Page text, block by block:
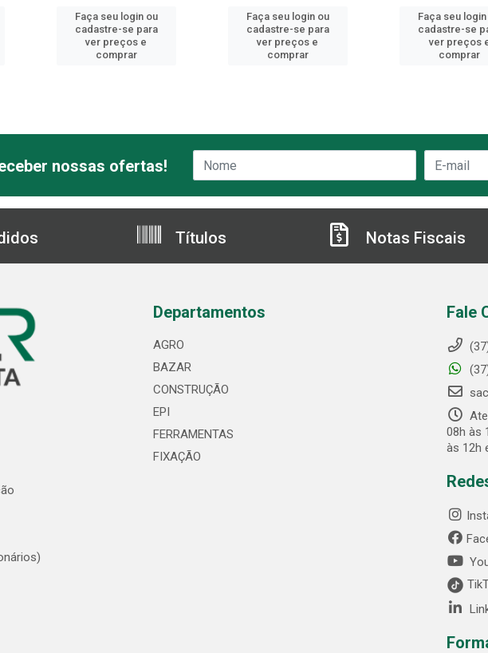
Faça seu login ou
cadastre-se para
ver preços e
comprar
Faça seu login ou
cadastre-se para
ver preços e
comprar
Faça seu
cadastre-se
ver preços
comprar
nossas ofertas!
Títulos Notas Fiscais
Departamentos
AGRO
BAZAR
CONSTRUÇÃO
EPI
FERRAMENTAS
FIXAÇÃO
Fale
08h às
às 12h